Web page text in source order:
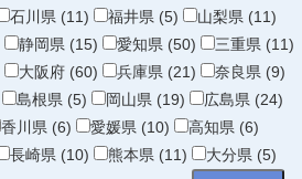
石川県 (11) 福井県 (5)
山梨県 (11)
静岡県 (15) 愛知県 (50)
三重県 (11)
大阪府 (60) 兵庫県 (21)
奈良県 (9)
島根県 (5) 岡山県 (19)
広島県 (24)
香川県 (6) 愛媛県 (10)
高知県 (6)
長崎県 (10) 熊本県 (11)
大分県 (5)